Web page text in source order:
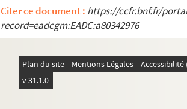
Citer ce document : https://ccfr.bnf.fr/
record=eadcgm:EADC:a80342976
Plan du site Mentions Légales
v 31.1.0